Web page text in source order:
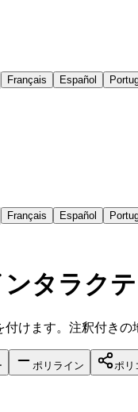
Français Español
Français Español
タラク
けます。注釈付きの
ポリライン ポリ